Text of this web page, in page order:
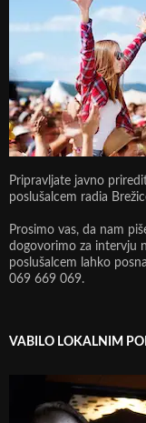
Pripravljate javno
poslušalcem radia
Prosimo vas, da nam
dogovorimo za intervju
poslušalcem lahko
069 669 069.
VABILO LOKALNIM